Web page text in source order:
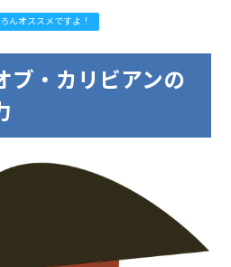
んオススメですよ！
ブ・カリビアンの